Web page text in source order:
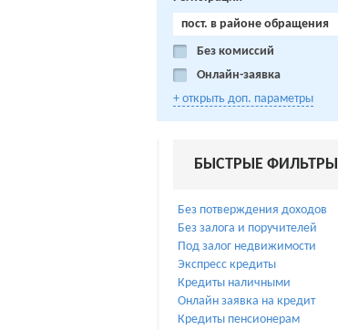
пост. в районе обращения
Без комиссий
Онлайн-заявка
+ открыть доп. параметры
БЫСТРЫЕ ФИЛЬТРЫ
Без потверждения доходов
Без залога и поручителей
Под залог недвижимости
Экспресс кредиты
Кредиты наличными
Онлайн заявка на кредит
Кредиты пенсионерам